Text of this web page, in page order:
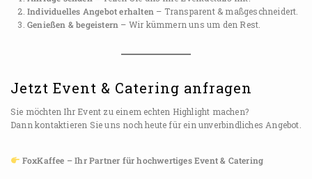
Individuelles Angebot erhalten – Transparent & maßgeschneidert.
Genießen & begeistern – Wir kümmern uns um den Rest.
Jetzt Event & Catering anfragen
Sie möchten Ihr Event zu einem echten Highlight machen?
Dann kontaktieren Sie uns noch heute für ein unverbindliches Angebot.
FoxKaffee – Ihr Partner für hochwertiges Event & Catering